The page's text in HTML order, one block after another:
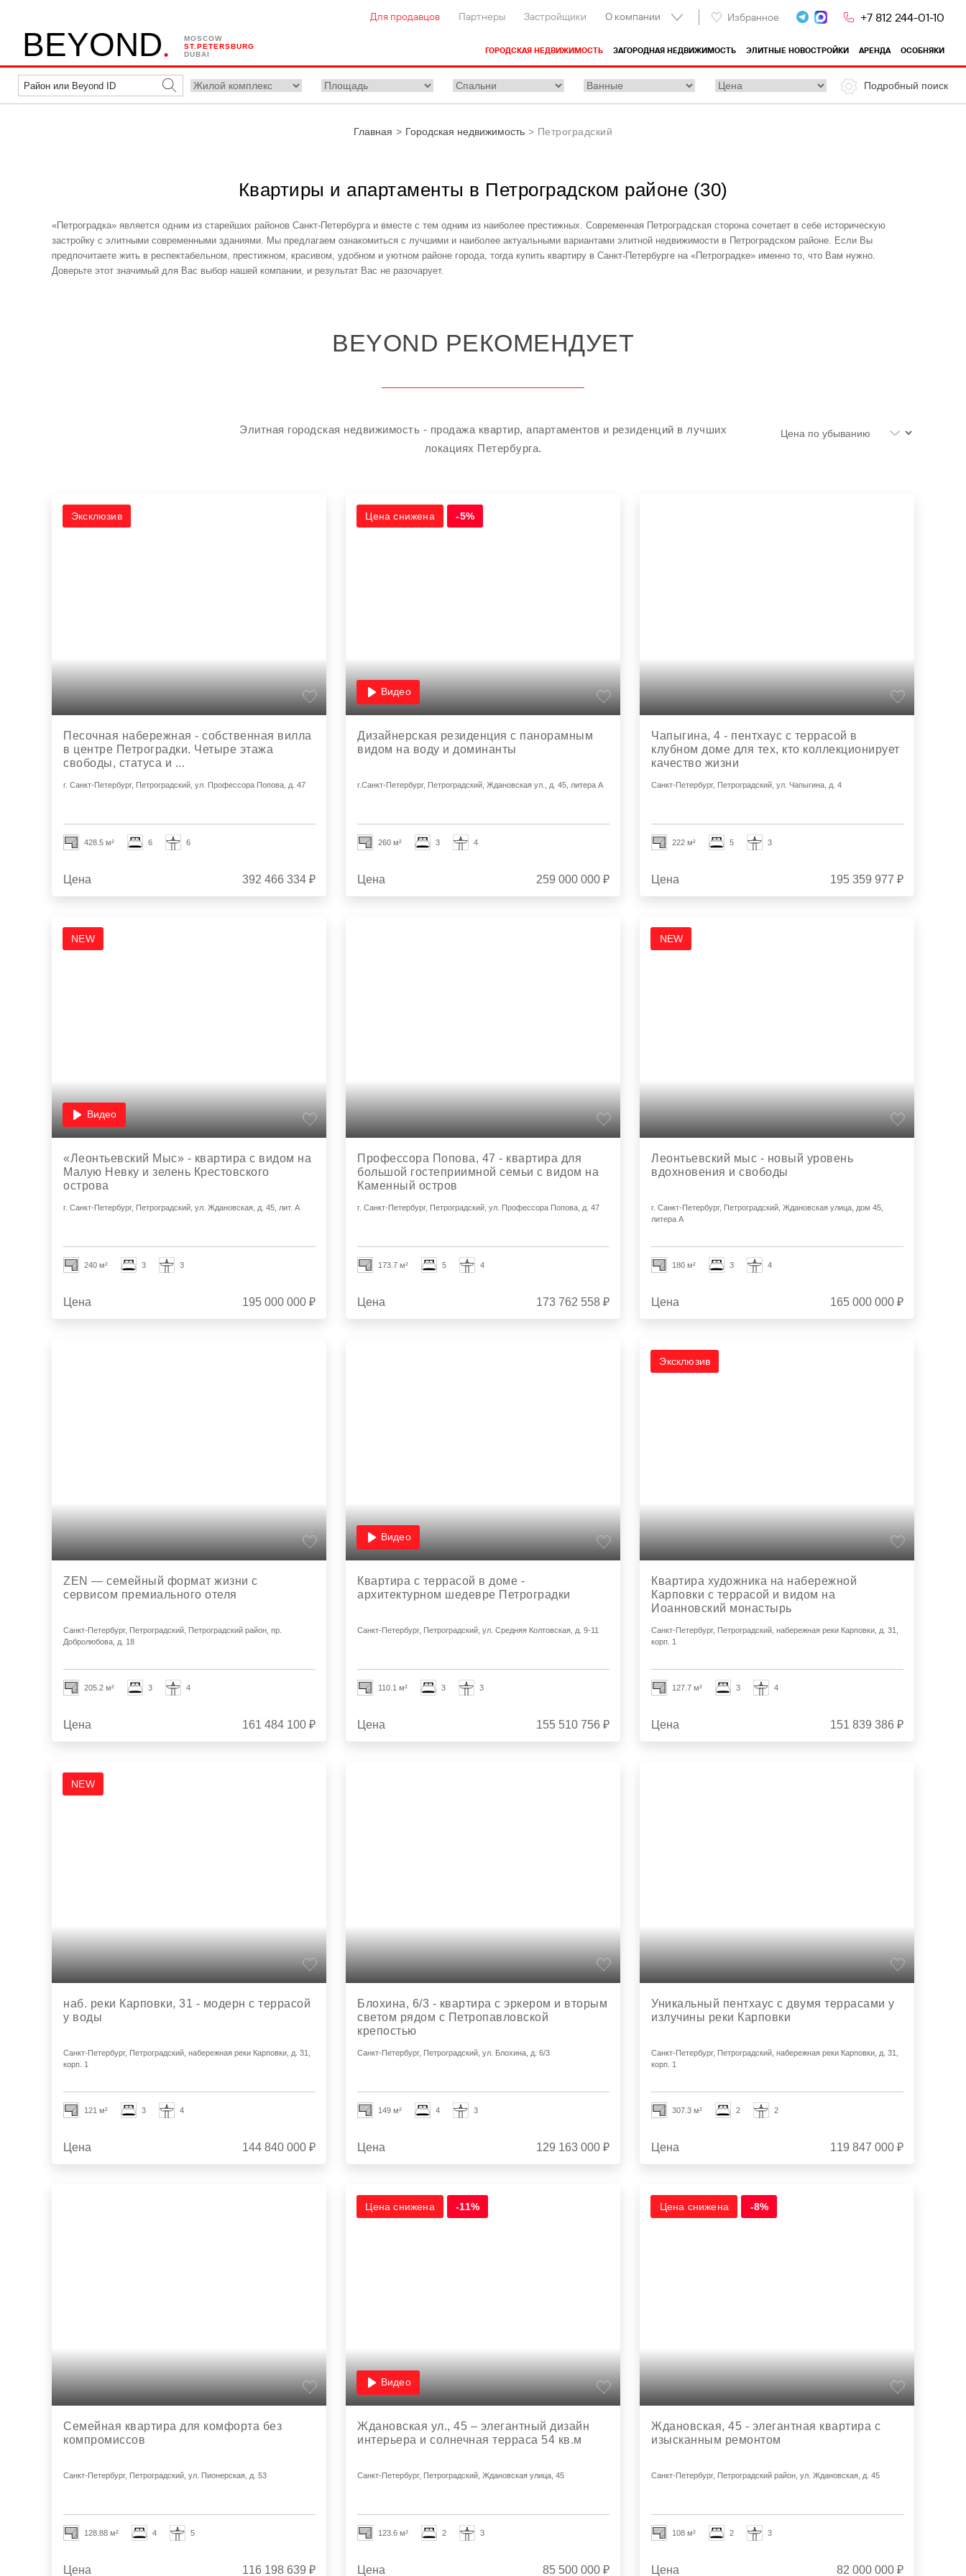
Для продавцов Партнеры Застройщики О компании Избранное +7 812 244-01-10
ГОРОДСКАЯ НЕДВИЖИМОСТЬ ЗАГОРОДНАЯ НЕДВИЖИМОСТЬ ЭЛИТНЫЕ НОВОСТРОЙКИ АРЕНДА ОСОБНЯКИ
BEYOND.
MOSCOW
ST.PETERSBURG
DUBAI
Подробный поиск
Главная Городская недвижимость Петроградский
Квартиры и апартаменты в Петроградском районе (30)
«Петроградка» является одним из старейших районов Санкт-Петербурга и вместе с тем одним из наиболее престижных. Современная Петроградская сторона сочетает в себе историческую
застройку с элитными современными зданиями. Мы предлагаем ознакомиться с лучшими и наиболее актуальными вариантами элитной недвижимости в Петроградском районе. Если Вы
предпочитаете жить в респектабельном, престижном, красивом, удобном и уютном районе города, тогда купить квартиру в Санкт-Петербурге на «Петроградке» именно то, что Вам нужно.
Доверьте этот значимый для Вас выбор нашей компании, и результат Вас не разочарует.
BEYOND РЕКОМЕНДУЕТ
Элитная городская недвижимость - продажа квартир, апартаментов и резиденций в лучших
локациях Петербурга.
Эксклюзив
Песочная набережная - собственная вилла
в центре Петроградки. Четыре этажа
свободы, статуса и ...
г. Санкт-Петербург, Петроградский, ул. Профессора Попова, д. 47
428.5 м² 6 6
Цена 392 466 334 ₽
Цена снижена -5%
Видео
Дизайнерская резиденция с панорамным
видом на воду и доминанты
г.Санкт-Петербург, Петроградский, Ждановская ул., д. 45, литера А
260 м² 3 4
Цена 259 000 000 ₽
Чапыгина, 4 - пентхаус с террасой в
клубном доме для тех, кто коллекционирует
качество жизни
Санкт-Петербург, Петроградский, ул. Чапыгина, д. 4
222 м² 5 3
Цена 195 359 977 ₽
NEW
Видео
«Леонтьевский Мыс» - квартира с видом на
Малую Невку и зелень Крестовского
острова
г. Санкт-Петербург, Петроградский, ул. Ждановская, д. 45, лит. А
240 м² 3 3
Цена 195 000 000 ₽
Профессора Попова, 47 - квартира для
большой гостеприимной семьи с видом на
Каменный остров
г. Санкт-Петербург, Петроградский, ул. Профессора Попова, д. 47
173.7 м² 5 4
Цена 173 762 558 ₽
NEW
Леонтьевский мыс - новый уровень
вдохновения и свободы
г. Санкт-Петербург, Петроградский, Ждановская улица, дом 45,
литера А
180 м² 3 4
Цена 165 000 000 ₽
ZEN — семейный формат жизни с
сервисом премиального отеля
Санкт-Петербург, Петроградский, Петроградский район, пр.
Добролюбова, д. 18
205.2 м² 3 4
Цена 161 484 100 ₽
Видео
Квартира с террасой в доме -
архитектурном шедевре Петроградки
Санкт-Петербург, Петроградский, ул. Средняя Колтовская, д. 9-11
110.1 м² 3 3
Цена 155 510 756 ₽
Эксклюзив
Квартира художника на набережной
Карповки с террасой и видом на
Иоанновский монастырь
Санкт-Петербург, Петроградский, набережная реки Карповки, д. 31,
корп. 1
127.7 м² 3 4
Цена 151 839 386 ₽
NEW
наб. реки Карповки, 31 - модерн с террасой
у воды
Санкт-Петербург, Петроградский, набережная реки Карповки, д. 31,
корп. 1
121 м² 3 4
Цена 144 840 000 ₽
Блохина, 6/3 - квартира с эркером и вторым
светом рядом с Петропавловской
крепостью
Санкт-Петербург, Петроградский, ул. Блохина, д. 6/3
149 м² 4 3
Цена 129 163 000 ₽
Уникальный пентхаус с двумя террасами у
излучины реки Карповки
Санкт-Петербург, Петроградский, набережная реки Карповки, д. 31,
корп. 1
307.3 м² 2 2
Цена 119 847 000 ₽
Семейная квартира для комфорта без
компромиссов
Санкт-Петербург, Петроградский, ул. Пионерская, д. 53
128.88 м² 4 5
Цена 116 198 639 ₽
Цена снижена -11%
Видео
Ждановская ул., 45 – элегантный дизайн
интерьера и солнечная терраса 54 кв.м
Санкт-Петербург, Петроградский, Ждановская улица, 45
123.6 м² 2 3
Цена 85 500 000 ₽
Цена снижена -8%
Ждановская, 45 - элегантная квартира с
изысканным ремонтом
Санкт-Петербург, Петроградский район, ул. Ждановская, д. 45
108 м² 2 3
Цена 82 000 000 ₽